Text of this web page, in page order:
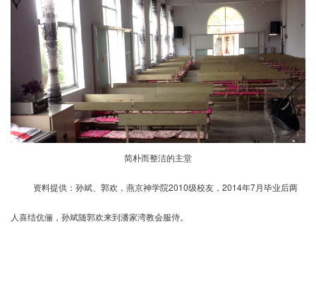
简朴而整洁的主堂
资料提供：孙斌、郭欢，燕京神学院2010级校友，2014年7月毕业后两
人喜结伉俪， 孙斌随郭欢来到潘家湾教会服侍。